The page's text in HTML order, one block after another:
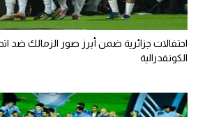
احتفالات جزائرية ضمن أبرز صور الزمالك ضد
الكونفدرالية